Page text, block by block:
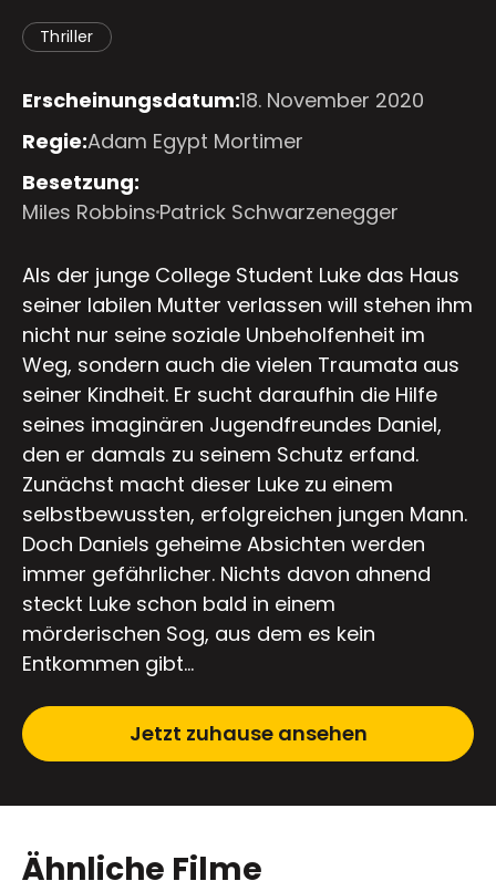
Thriller
Erscheinungsdatum:18. November 2020
Regie:Adam Egypt Mortimer
Besetzung:
Miles Robbins Patrick Schwarzenegger
Als der junge College Student Luke das Haus
seiner labilen Mutter verlassen will stehen ihm
nicht nur seine soziale Unbeholfenheit im
Weg, sondern auch die vielen Traumata aus
seiner Kindheit. Er sucht daraufhin die Hilfe
seines imaginären Jugendfreundes Daniel,
den er damals zu seinem Schutz erfand.
Zunächst macht dieser Luke zu einem
selbstbewussten, erfolgreichen jungen Mann.
Doch Daniels geheime Absichten werden
immer gefährlicher. Nichts davon ahnend
steckt Luke schon bald in einem
mörderischen Sog, aus dem es kein
Entkommen gibt...
Jetzt zuhause ansehen
Ähnliche Filme